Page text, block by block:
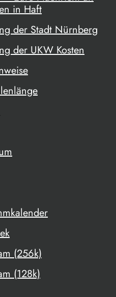
in Haft
der Stadt Nürnberg
der UKW Kosten
(256k)
(128k)